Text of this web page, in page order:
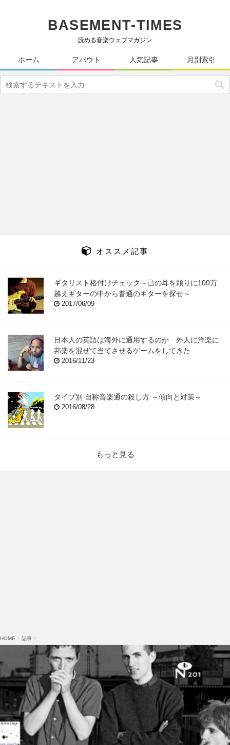
BASEMENT-TIMES
読める音楽ウェブマガジン
ホーム アバウト 人気記事 月別索引
オススメ記事
ギタリスト格付けチェック～己の耳を頼りに100万
越えギターの中から普通のギターを探せ～
2017/06/09
日本人の英語は海外に通用するのか 外人に洋楽に
邦楽を混ぜて当てさせるゲームをしてきた
2016/11/23
タイプ別 自称音楽通の殺し方 ～傾向と対策～
2016/08/28
もっと見る
HOME > 記事 >